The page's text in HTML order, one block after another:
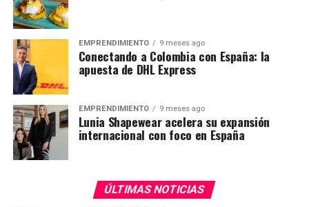
EMPRENDIMIENTO 9 meses ago
Conectando a Colombia con España: la
apuesta de DHL Express
EMPRENDIMIENTO 9 meses ago
Lunia Shapewear acelera su expansión
internacional con foco en España
ÚLTIMAS NOTICIAS